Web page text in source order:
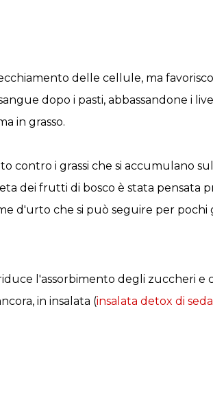
delle cellule, ma
dopo i pasti, abbassandone i
in grasso.
contro i grassi che si accumulano
dei frutti di bosco è stata pensata
d'urto che si può seguire per pochi
l'assorbimento degli zuccheri e
in insalata (insalata detox di